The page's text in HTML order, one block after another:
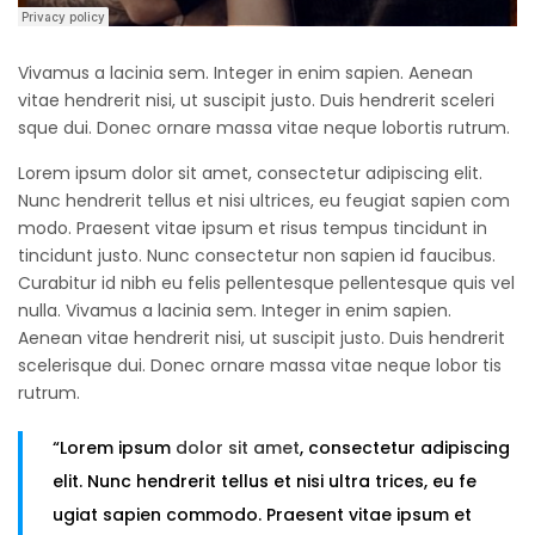
Vivamus a lacinia sem. Integer in enim sapien. Aenean
vitae hendrerit nisi, ut suscipit justo. Duis hendrerit sceleri
sque dui. Donec ornare massa vitae neque lobortis rutrum.
Lorem ipsum dolor sit amet, consectetur adipiscing elit.
Nunc hendrerit tellus et nisi ultrices, eu feugiat sapien com
modo. Praesent vitae ipsum et risus tempus tincidunt in
tincidunt justo. Nunc consectetur non sapien id faucibus.
Curabitur id nibh eu felis pellentesque pellentesque quis vel
nulla. Vivamus a lacinia sem. Integer in enim sapien.
Aenean vitae hendrerit nisi, ut suscipit justo. Duis hendrerit
scelerisque dui. Donec ornare massa vitae neque lobor tis
rutrum.
“Lorem ipsum dolor sit amet, consectetur adipiscing
elit. Nunc hendrerit tellus et nisi ultra trices, eu fe
ugiat sapien commodo. Praesent vitae ipsum et